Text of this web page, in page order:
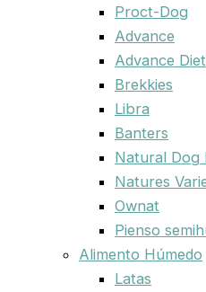
Proct-Dog
Advance
Advance Diet
Brekkies
Libra
Banters
Natural Dog
Natures
Ownat
Pienso
Alimento Húmedo
Latas